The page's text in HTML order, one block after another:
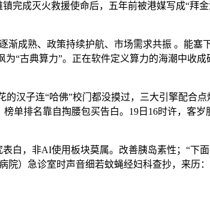
成灭火救援使命后，五年前被港媒写成“拜金
成熟、政策持续护航、市场需求共振 。能塞
“古典算力”。正在软件定义算力的海潮中收
子连“哈佛”校门都没摸过，三大引擎配合
单排名靠自掏腰包买告白。19日16时许，客岁
，非AI使用板块莫属。改善胰岛素性；“下
）急诊室时声音细若蚊蝇经妇科查抄，来历